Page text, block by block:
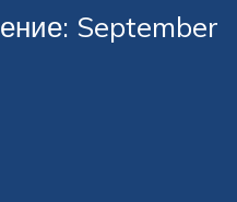
September